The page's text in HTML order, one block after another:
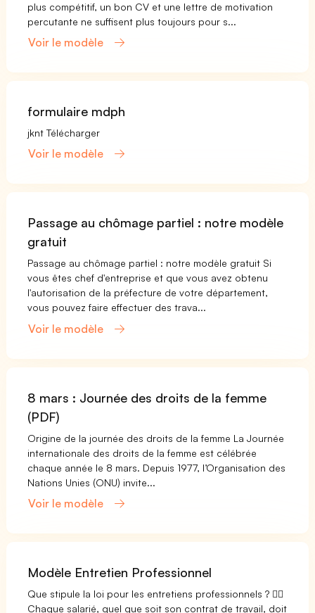
plus compétitif, un bon CV et une lettre de motivation
percutante ne suffisent plus toujours pour s...
Voir le modèle
formulaire mdph
jknt Télécharger
Voir le modèle
Passage au chômage partiel : notre modèle
gratuit
Passage au chômage partiel : notre modèle gratuit Si
vous êtes chef d'entreprise et que vous avez obtenu
l'autorisation de la préfecture de votre département,
vous pouvez faire effectuer des trava...
Voir le modèle
8 mars : Journée des droits de la femme
(PDF)
Origine de la journée des droits de la femme La Journée
internationale des droits de la femme est célébrée
chaque année le 8 mars. Depuis 1977, l’Organisation des
Nations Unies (ONU) invite...
Voir le modèle
Modèle Entretien Professionnel
Que stipule la loi pour les entretiens professionnels ? 👨‍⚖️
Chaque salarié, quel que soit son contrat de travail, doit